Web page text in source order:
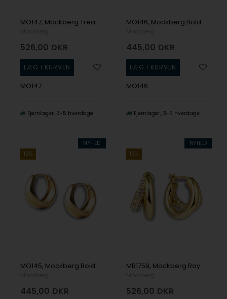
MO147, Mockberg Treasure Hoops Medium Ørering
526,00 DKR
MO147
Fjernlager 3-5 hverdage
MO146, Mockberg Bold Hoops Large Ørering
445,00 DKR
MO146
Fjernlager 3-5 hverdage
NYHED
19%
MO145, Mockberg Bold Hoops Medium Ørering
445,00 DKR
NYHED
19%
MB1759, Mockberg Raya Gold Hoops Ørering
526,00 DKR